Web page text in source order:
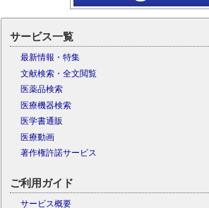
サービス一覧
最新情報・特集
文献検索・全文閲覧
医薬品検索
医療機器検索
医学書通販
医療動画
著作権許諾サービス
ご利用ガイド
サービス概要